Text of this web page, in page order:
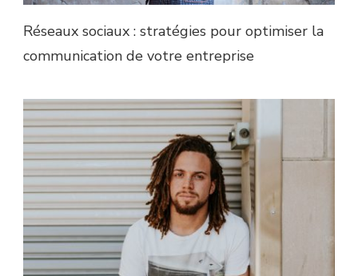
Réseaux sociaux : stratégies pour optimiser la
communication de votre entreprise